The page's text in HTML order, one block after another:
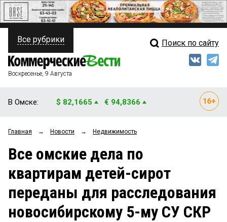
ПОЛИТИКА
ФИНАНСЫ
ОБЩЕСТВО
ЗАКОН
НОВОСТИ КОМПАНИЙ
ПРОИСШЕСТВИЯ
Свежий выпуск
Мнения
Рейтинги
Блоги
Архив
Все рубрики Поиск по сайту
Воскресенье, 9 Августа
В Омске: $ 82,1665 € 94,8366
Главная → Новости → Недвижимость
Все омские дела по
квартирам детей-сирот
переданы для расследования
новосибирскому 5-му СУ СКР